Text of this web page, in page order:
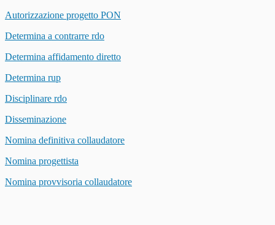
Autorizzazione progetto PON
Determina a contrarre rdo
Determina affidamento diretto
Determina rup
Disciplinare rdo
Disseminazione
Nomina definitiva collaudatore
Nomina progettista
Nomina provvisoria collaudatore